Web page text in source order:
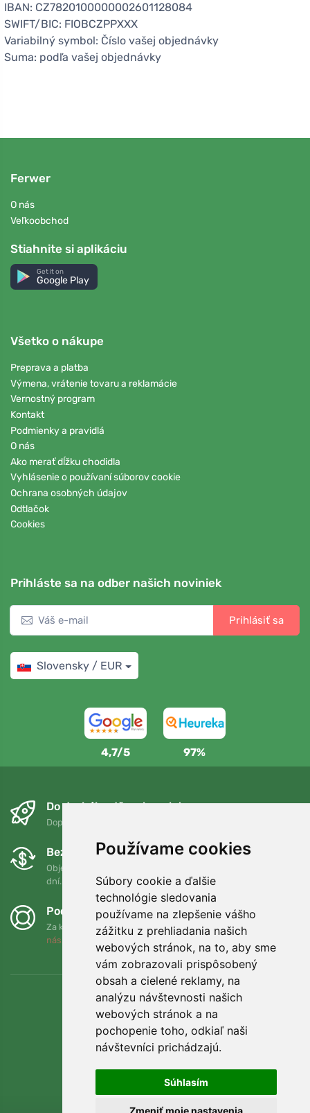
Používame cookies
Súbory cookie a ďalšie
technológie sledovania
používame na zlepšenie vášho
zážitku z prehliadania našich
webových stránok, na to, aby sme
vám zobrazovali prispôsobený
obsah a cielené reklamy, na
analýzu návštevnosti našich
webových stránok a na
pochopenie toho, odkiaľ naši
návštevníci prichádzajú.
Súhlasím
Zmeniť moje nastavenia
IBAN: CZ7820100000002601128084
SWIFT/BIC: FIOBCZPPXXX
Variabilný symbol: Číslo vašej objednávky
Suma: podľa vašej objednávky
Ferwer
O nás
Veľkoobchod
Stiahnite si aplikáciu
Get it on
Google Play
Všetko o nákupe
Preprava a platba
Výmena, vrátenie tovaru a reklamácie
Vernostný program
Kontakt
Podmienky a pravidlá
O nás
Ako merať dĺžku chodidla
Vyhlásenie o používaní súborov cookie
Ochrana osobných údajov
Odtlačok
Cookies
Prihláste sa na odber našich noviniek
Prihlásiť sa
Slovensky / EUR
4,7/5 97%
Do druhého dňa a bezplatne
Doprava zadarmo pri objednávkach nad 75 EUR
Bezplatná výmena a vrátenie tovaru
Objednávku môžete kedykoľvek vrátiť alebo vymeniť do 90
dní.
Podporujeme Trees.org
Za každú objednávku zasadíme strom! Prečítajte si viac
nás